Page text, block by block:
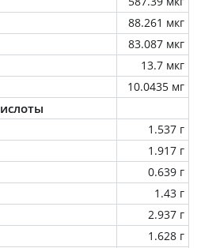
88.261 мкг
83.087 мкг
13.7 мкг
10.0435 мг
1.537 г
1.917 г
0.639 г
1.43 г
2.937 г
1.628 г